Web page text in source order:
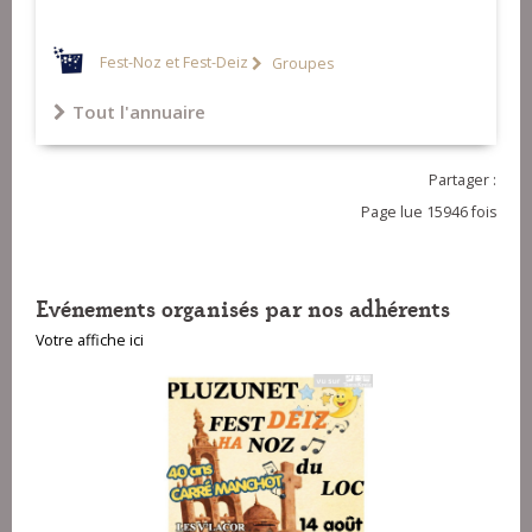
Fest-Noz et Fest-Deiz Groupes
Tout l'annuaire
Partager :
Page lue 15946 fois
Evénements organisés par nos adhérents
Votre affiche ici